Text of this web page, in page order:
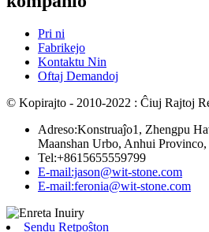
Pri ni
Fabrikejo
Kontaktu Nin
Oftaj Demandoj
© Kopirajto - 2010-2022 : Ĉiuj Rajtoj
Adreso:Konstruaĵo1, Zhengpu
Maanshan Urbo, Anhui
Tel:+8615655559799
E-mail:jason@wit-stone.com
E-mail:feronia@wit-stone.com
Sendu Retpoŝton